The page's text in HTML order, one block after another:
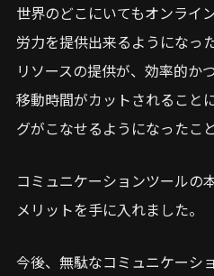
世界のどこにいてもオンライ
労力を提供出来るようになっ
リソースの提供が、効率的か
移動時間がカットされること
グがこなせるようになったこと
コミュニケーションツールの
メリットを手に入れました。
今後、無駄なコミュニケーシ